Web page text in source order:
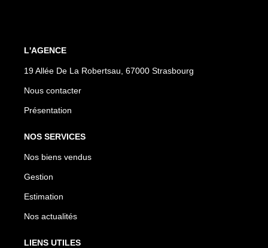
L'AGENCE
19 Allée De La Robertsau, 67000 Strasbourg
Nous contacter
Présentation
NOS SERVICES
Nos biens vendus
Gestion
Estimation
Nos actualités
LIENS UTILES